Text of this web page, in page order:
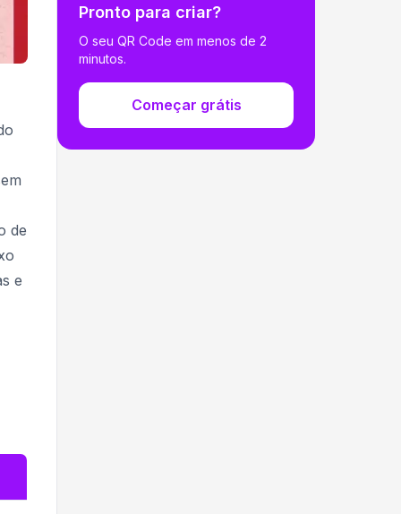
de
e
Pronto para criar?
O seu QR Code em menos de 2
minutos.
Começar grátis